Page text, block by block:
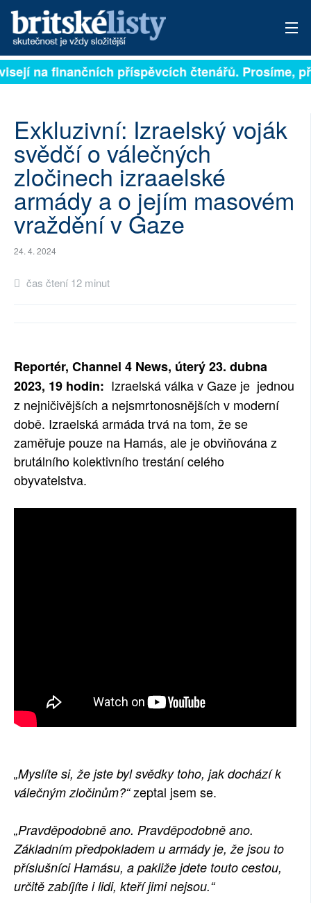
PŘIHLÁSIT
ARCHIV
ROZHOVORY
TÉMATA
NEJČTENĚJŠÍ ZA 7 DNÍ
RUBRIKY
PLNÁ VERZE STRÁNEK
na finančních příspěvcích čtenářů. Prosíme,
Exkluzivní: Izraelský voják
svědčí o válečných
zločinech izraaelské
armády a o jejím masovém
vraždění v Gaze
24. 4. 2024
čas čtení 12 minut
Reportér, Channel 4 News, úterý 23. dubna
2023, 19 hodin: Izraelská válka v Gaze je jednou
z nejničivějších a nejsmrtonosnějších v moderní
době. Izraelská armáda trvá na tom, že se
zaměřuje pouze na Hamás, ale je obviňována z
brutálního kolektivního trestání celého
obyvatelstva.
„Myslíte si, že jste byl svědky toho, jak dochází k
válečným zločinům?“zeptal jsem se.
„Pravděpodobně ano. Pravděpodobně ano.
Základním předpokladem u armády je, že jsou to
příslušníci Hamásu, a pakliže jdete touto cestou,
určitě zabíjíte i lidi, kteří jimi nejsou.“